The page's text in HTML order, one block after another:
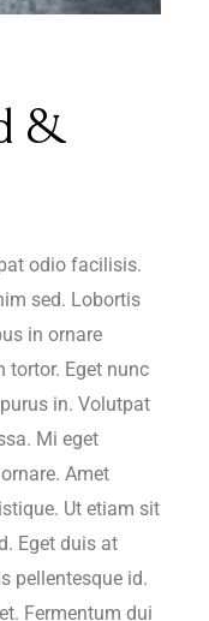
&
odio facilisis.
sed. Lobortis
in ornare
tortor. Eget nunc
in. Volutpat
Mi eget
Amet
Ut etiam sit
Eget duis at
pellentesque id.
Fermentum dui